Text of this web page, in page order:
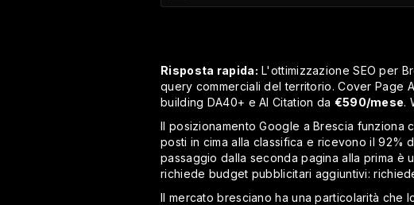
Risposta rapida: L'ottimizzazione SEO per
query commerciali del territorio. Cover Page
building DA40+ e AI Citation da €590/mese.
Il posizionamento Google a Brescia funziona
posti in cima alla classifica e ricevono il 92%
passaggio dalla seconda pagina alla prima è
richiede budget pubblicitari aggiuntivi:
Il mercato bresciano ha una particolarità